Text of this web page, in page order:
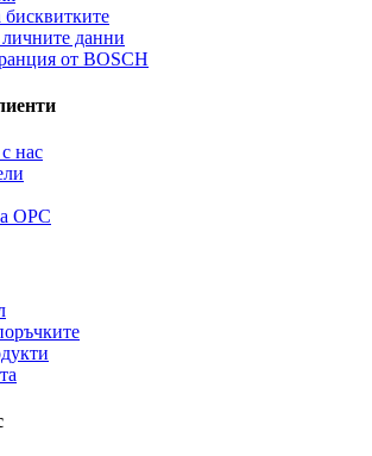
данни
от BOSCH
нас
ОРС